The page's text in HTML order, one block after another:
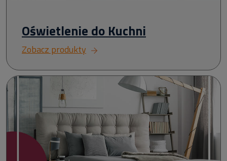
Oświetlenie do Kuchni
Zobacz produkty